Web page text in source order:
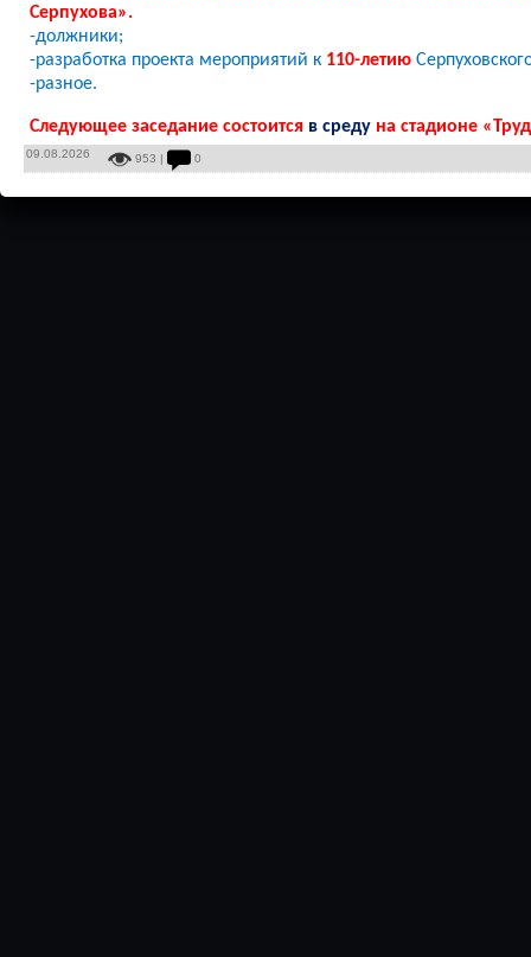
Серпухова».
-должники;
-разработка проекта мероприятий к 110-летию
-разное.
Следующее заседание состоится в среду на стадионе
09.08.2026 953 | 0